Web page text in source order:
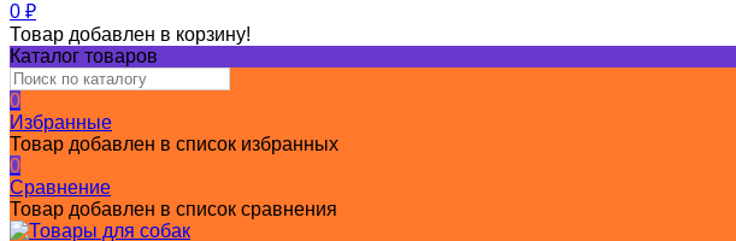
0 ₽
Товар добавлен в корзину!
Каталог товаров
0
Избранные
Товар добавлен в список избранных
0
Сравнение
Товар добавлен в список сравнения